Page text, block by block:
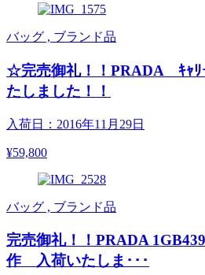
バッグ , ブランド品
☆完売御礼！！PRADA ｷｬ
たしました！！
入荷日：2016年11月29日
¥59,800
バッグ , ブランド品
完売御礼！！PRADA
作 入荷いたしま･･･